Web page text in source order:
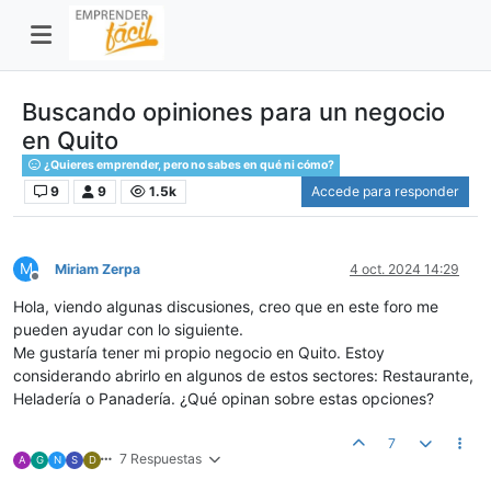
Buscando opiniones para un negocio
en Quito
¿Quieres emprender, pero no sabes en qué ni cómo?
9 9 1.5k Accede para responder
M
Desconectado
Miriam Zerpa 4 oct. 2024 14:29
Hola, viendo algunas discusiones, creo que en este foro me
pueden ayudar con lo siguiente.
Me gustaría tener mi propio negocio en Quito. Estoy
considerando abrirlo en algunos de estos sectores: Restaurante,
Heladería o Panadería. ¿Qué opinan sobre estas opciones?
A G N S D 7 Respuestas
7